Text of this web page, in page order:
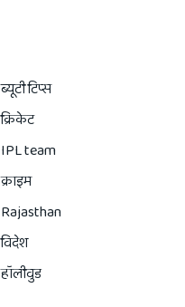
ब्यूटी टिप्स
क्रिकेट
IPL team
क्राइम
Rajasthan
विदेश
हॉलीवुड